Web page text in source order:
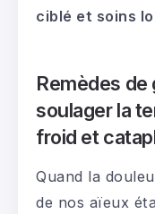
ciblé et soins
Remèdes
soulager la
froid et
Quand la
de nos aïeux